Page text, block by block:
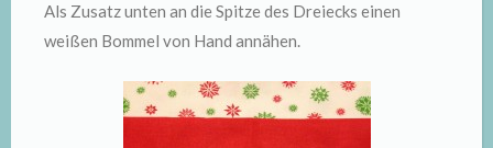
Als Zusatz unten an die Spitze des Dreiecks einen
weißen Bommel von Hand annähen.